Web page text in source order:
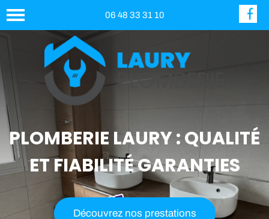
06 48 33 31 10
PLOMBERIE LAURY : QUALITÉ
ET FIABILITÉ GARANTIES
Découvrez nos prestations